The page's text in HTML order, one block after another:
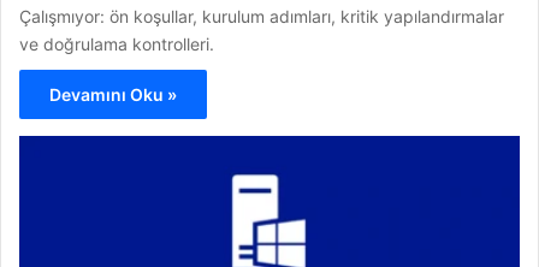
Çalışmıyor: ön koşullar, kurulum adımları, kritik yapılandırmalar
ve doğrulama kontrolleri.
Devamını Oku »